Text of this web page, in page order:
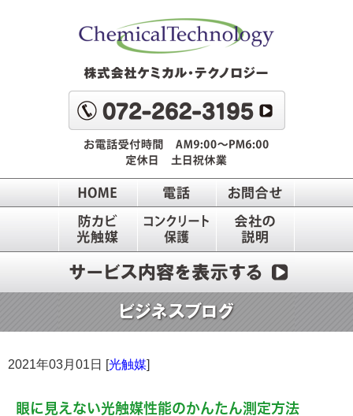
2021年03月01日 [光触媒]
眼に見えない光触媒性能のかんたん測定方法